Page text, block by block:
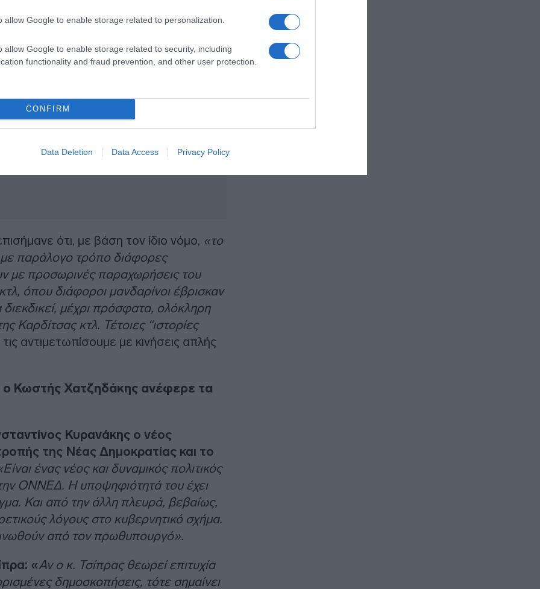
allow Google to enable storage related to personalization.
allow Google to enable storage related to security, including
functionality and fraud prevention, and other user protection.
CONFIRM
Data Deletion Data Access Privacy Policy
διαλειτουργικότητα μεταξύ
των ωραρίων λειτουργίας των
τους.
ότι, με βάση τον ίδιο νόμο, «το
με παράλογο τρόπο διάφορες
με προσωρινές παραχωρήσεις του
όπου διάφοροι μανδαρίνοι έβρισκαν
μέχρι πρόσφατα, ολόκληρη
Καρδίτσας κτλ. Τέτοιες “ιστορίες
αντιμετωπίσουμε με κινήσεις απλής
Κωστής Χατζηδάκης ανέφερε τα
Κυρανάκης ο νέος
της Νέας Δημοκρατίας και το
ένας νέος και δυναμικός πολιτικός
ΟΝΝΕΔ. Η υποψηφιότητά του έχει
Και από την άλλη πλευρά, βεβαίως,
λόγους στο κυβερνητικό σχήμα.
από τον πρωθυπουργό».
«Αν ο κ. Τσίπρας θεωρεί επιτυχία
δημοσκοπήσεις, τότε σημαίνει